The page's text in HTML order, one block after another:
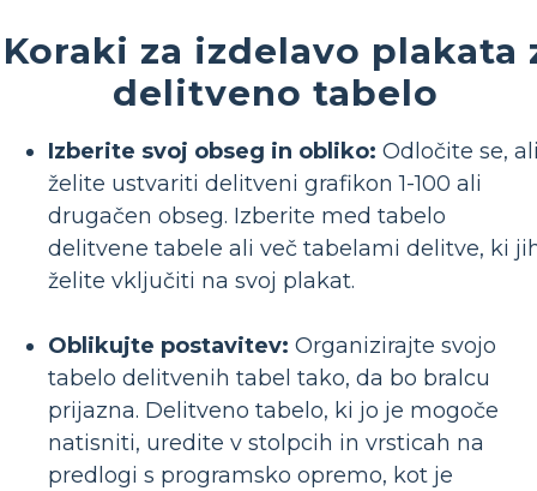
Koraki za izdelavo plakata
delitveno tabelo
Izberite svoj obseg in obliko: Odločite se,
želite ustvariti delitveni grafikon 1-100 ali
drugačen obseg. Izberite med tabelo
delitvene tabele ali več tabelami delitve, ki
želite vključiti na svoj plakat.
Oblikujte postavitev: Organizirajte svojo
tabelo delitvenih tabel tako, da bo bralcu
prijazna. Delitveno tabelo, ki jo je mogoče
natisniti, uredite v stolpcih in vrsticah na
predlogi s programsko opremo, kot je